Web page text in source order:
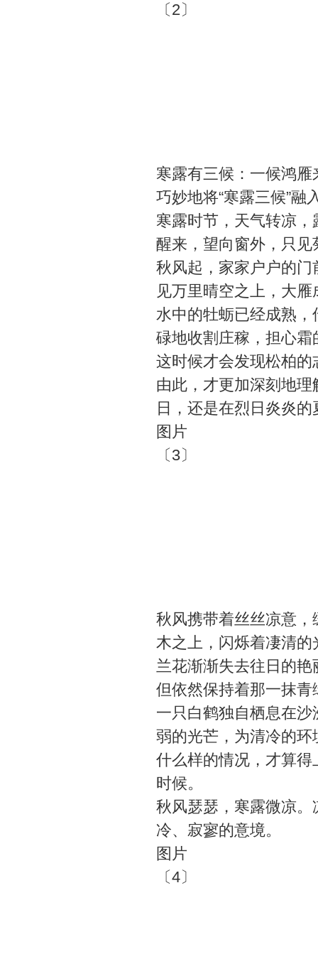
〔2〕
寒露有三候：一候鸿
巧妙地将“寒露三候”融
寒露时节，天气转凉
醒来，望向窗外，只
秋风起，家家户户的
见万里晴空之上，大
水中的牡蛎已经成熟
碌地收割庄稼，担心
这时候才会发现松柏
由此，才更加深刻地
日，还是在烈日炎炎
图片
〔3〕
秋风携带着丝丝凉意
木之上，闪烁着凄清
兰花渐渐失去往日的
但依然保持着那一抹青
一只白鹤独自栖息在
弱的光芒，为清冷的
什么样的情况，才算
时候。
秋风瑟瑟，寒露微凉
冷、寂寥的意境。
图片
〔4〕